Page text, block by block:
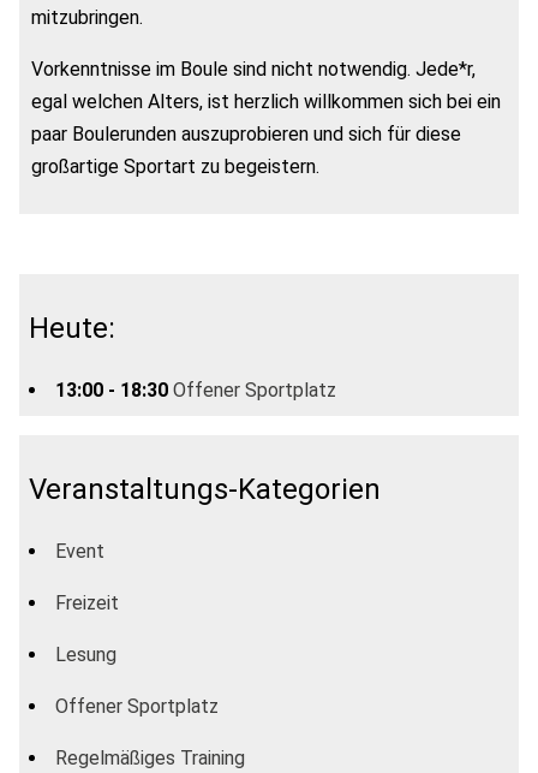
mitzubringen.
Vorkenntnisse im Boule sind nicht notwendig. Jede*r,
egal welchen Alters, ist herzlich willkommen sich bei ein
paar Boulerunden auszuprobieren und sich für diese
großartige Sportart zu begeistern.
Heute:
13:00 - 18:30 Offener Sportplatz
Veranstaltungs-Kategorien
Event
Freizeit
Lesung
Offener Sportplatz
Regelmäßiges Training